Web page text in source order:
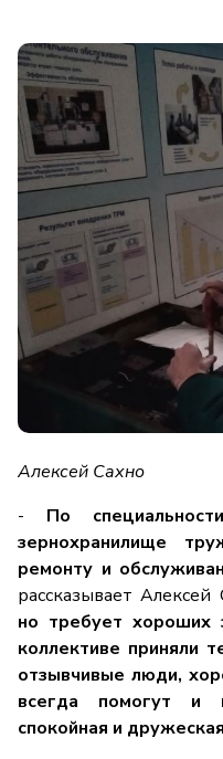
Алексей Сахно
- По
зернохранилище
ремонту и
рассказывает Алексей
но требует хороших
коллективе приняли
отзывчивые люди,
всегда помогут и
спокойная и